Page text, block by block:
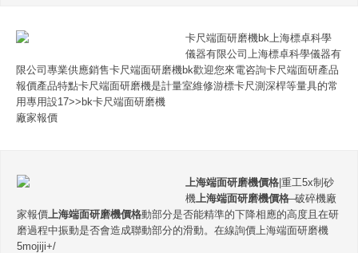
卡尺端面研磨機bk上海標卓科學
儀器有限公司上海標卓科學儀器有
限公司專業供應銷售卡尺端面研磨機bk歡迎您來電咨詢卡尺端面研產品
報價產品特點卡尺端面研磨機是計量室維修游標卡尺測深桿等量具的常
用專用設17>>bk卡尺端面研磨機
廠家報價
上海端面研磨機價格 |重工5x制砂
機上海端面研磨機價格–破碎機廠
家報價上海端面研磨機價格動部分是否能精準的下降相應的高度且在研
磨過程中振動是否會造成聯動部分的滑動。在線詢價上海端面研磨機
5mojiji+/